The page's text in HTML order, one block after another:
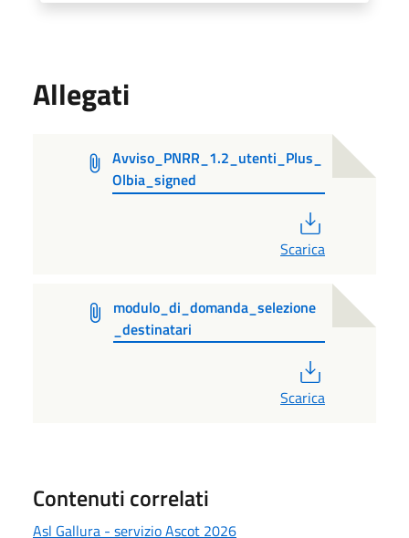
Allegati
Avviso_PNRR_1.2_utenti_Plus_
Olbia_signed
Scarica
modulo_di_domanda_selezione
_destinatari
Scarica
Contenuti correlati
Asl Gallura - servizio Ascot 2026